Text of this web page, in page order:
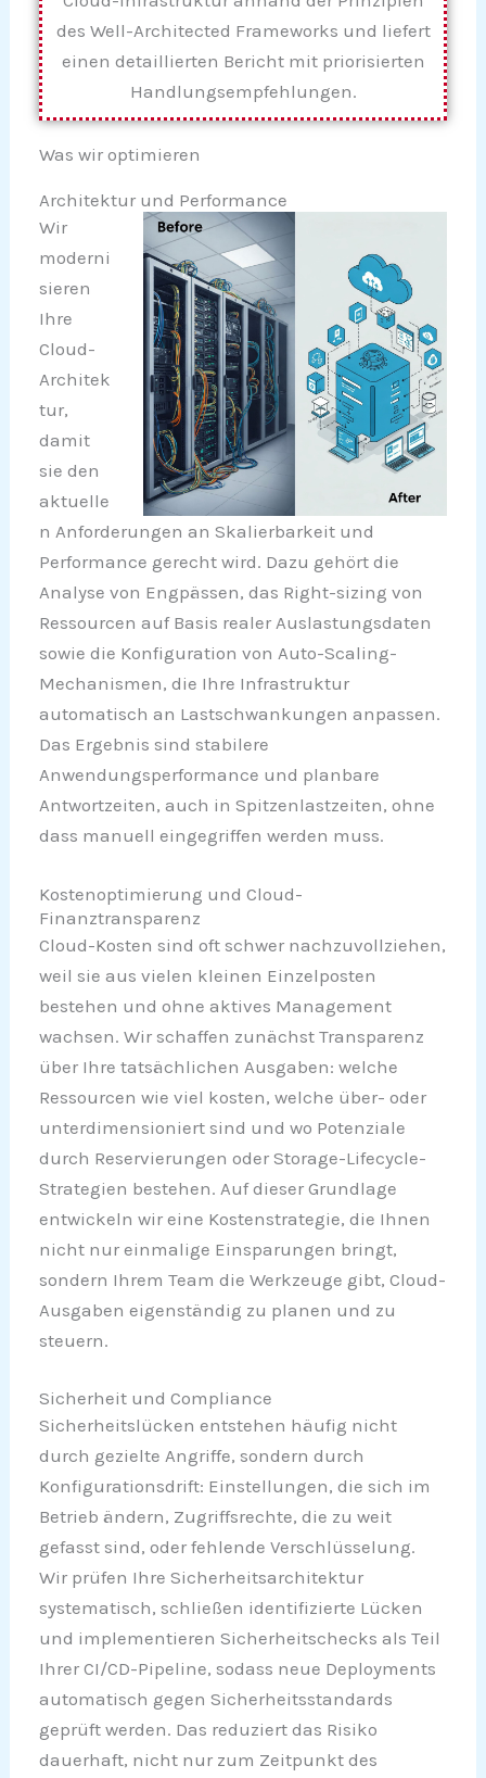
des Well-Architected Frameworks und liefert
einen detaillierten Bericht mit priorisierten
Handlungsempfehlungen.
Was wir optimieren
Architektur und Performance
Wir
moderni
sieren
Ihre
Cloud-
Architek
tur,
damit
sie den
aktuelle
n Anforderungen an Skalierbarkeit und
Performance gerecht wird. Dazu gehört die
Analyse von Engpässen, das Right-sizing von
Ressourcen auf Basis realer Auslastungsdaten
sowie die Konfiguration von Auto-Scaling-
Mechanismen, die Ihre Infrastruktur
automatisch an Lastschwankungen anpassen.
Das Ergebnis sind stabilere
Anwendungsperformance und planbare
Antwortzeiten, auch in Spitzenlastzeiten, ohne
dass manuell eingegriffen werden muss.
Kostenoptimierung und Cloud-
Finanztransparenz
Cloud-Kosten sind oft schwer nachzuvollziehen,
weil sie aus vielen kleinen Einzelposten
bestehen und ohne aktives Management
wachsen. Wir schaffen zunächst Transparenz
über Ihre tatsächlichen Ausgaben: welche
Ressourcen wie viel kosten, welche über- oder
unterdimensioniert sind und wo Potenziale
durch Reservierungen oder Storage-Lifecycle-
Strategien bestehen. Auf dieser Grundlage
entwickeln wir eine Kostenstrategie, die Ihnen
nicht nur einmalige Einsparungen bringt,
sondern Ihrem Team die Werkzeuge gibt, Cloud-
Ausgaben eigenständig zu planen und zu
steuern.
Sicherheit und Compliance
Sicherheitslücken entstehen häufig nicht
durch gezielte Angriffe, sondern durch
Konfigurationsdrift: Einstellungen, die sich im
Betrieb ändern, Zugriffsrechte, die zu weit
gefasst sind, oder fehlende Verschlüsselung.
Wir prüfen Ihre Sicherheitsarchitektur
systematisch, schließen identifizierte Lücken
und implementieren Sicherheitschecks als Teil
Ihrer CI/CD-Pipeline, sodass neue Deployments
automatisch gegen Sicherheitsstandards
geprüft werden. Das reduziert das Risiko
dauerhaft, nicht nur zum Zeitpunkt des